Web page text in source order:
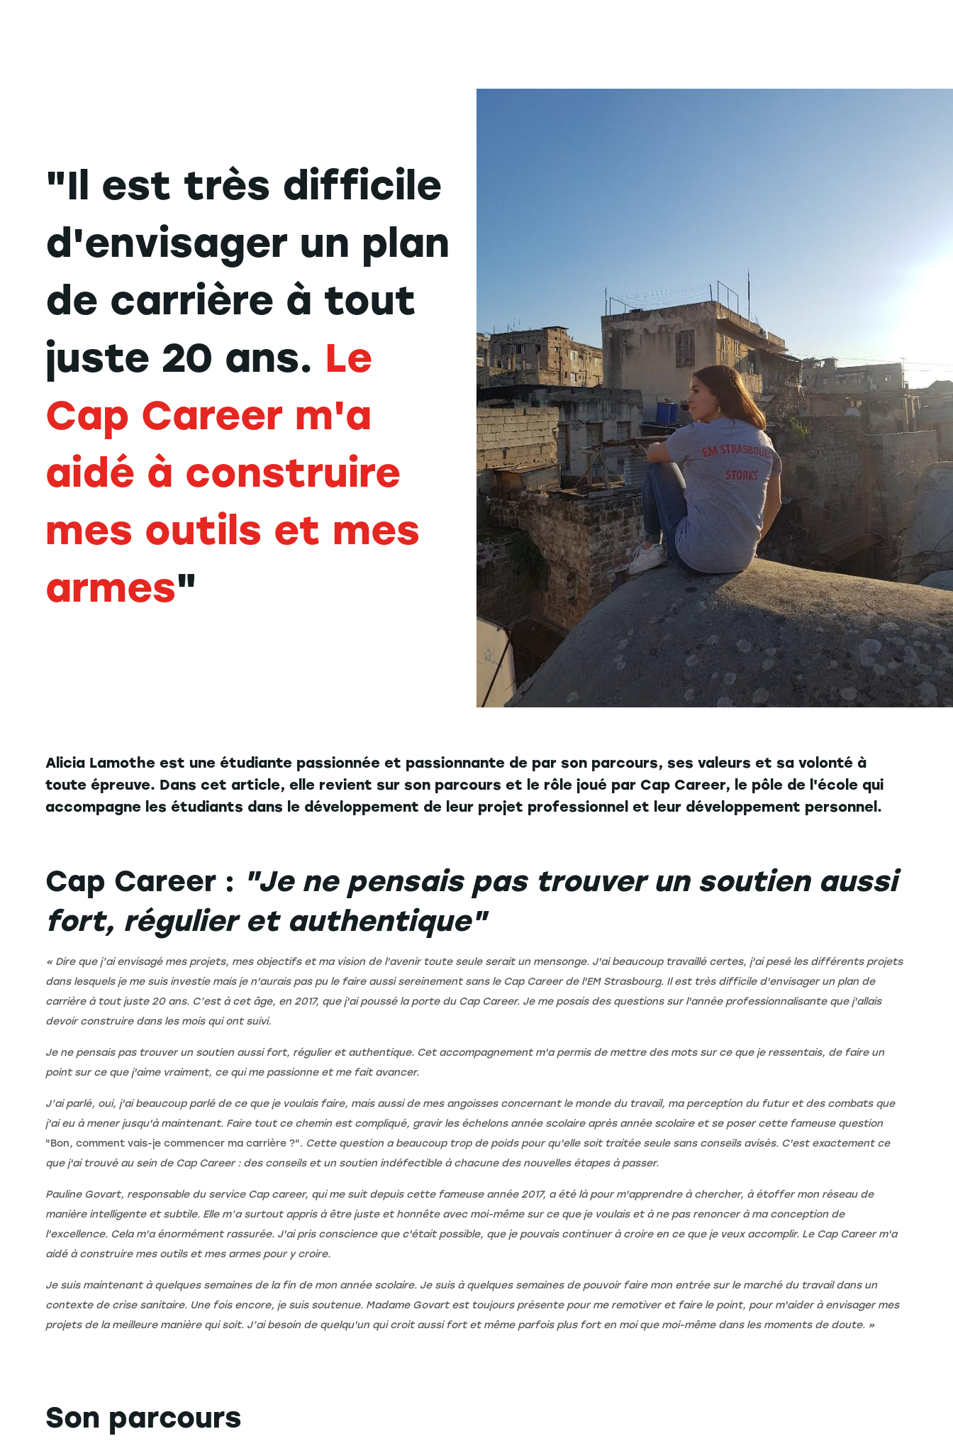
"Il est très difficile
d'envisager un plan
de carrière à tout
juste 20 ans. Le
Cap Career m'a
aidé à construire
mes outils et mes
armes"
Alicia Lamothe est une étudiante passionnée et passionnante de par son parcours, ses valeurs et sa volonté à
toute épreuve. Dans cet article, elle revient sur son parcours et le rôle joué par Cap Career, le pôle de l'école qui
accompagne les étudiants dans le développement de leur projet professionnel et leur développement personnel.
Cap Career : "Je ne pensais pas trouver un soutien aussi
fort, régulier et authentique"
« Dire que j’ai envisagé mes projets, mes objectifs et ma vision de l'avenir toute seule serait un mensonge. J'ai beaucoup travaillé certes, j'ai pesé les différents projets
dans lesquels je me suis investie mais je n'aurais pas pu le faire aussi sereinement sans le Cap Career de l'EM Strasbourg. Il est très difficile d'envisager un plan de
carrière à tout juste 20 ans. C’est à cet âge, en 2017, que j'ai poussé la porte du Cap Career. Je me posais des questions sur l'année professionnalisante que j'allais
devoir construire dans les mois qui ont suivi.
Je ne pensais pas trouver un soutien aussi fort, régulier et authentique. Cet accompagnement m'a permis de mettre des mots sur ce que je ressentais, de faire un
point sur ce que j'aime vraiment, ce qui me passionne et me fait avancer.
J’ai parlé, oui, j'ai beaucoup parlé de ce que je voulais faire, mais aussi de mes angoisses concernant le monde du travail, ma perception du futur et des combats que
j'ai eu à mener jusqu'à maintenant. Faire tout ce chemin est compliqué, gravir les échelons année scolaire après année scolaire et se poser cette fameuse question
"Bon, comment vais-je commencer ma carrière ?". Cette question a beaucoup trop de poids pour qu'elle soit traitée seule sans conseils avisés. C'est exactement ce
que j'ai trouvé au sein de Cap Career : des conseils et un soutien indéfectible à chacune des nouvelles étapes à passer.
Pauline Govart, responsable du service Cap career, qui me suit depuis cette fameuse année 2017, a été là pour m'apprendre à chercher, à étoffer mon réseau de
manière intelligente et subtile. Elle m’a surtout appris à être juste et honnête avec moi-même sur ce que je voulais et à ne pas renoncer à ma conception de
l'excellence. Cela m'a énormément rassurée. J'ai pris conscience que c'était possible, que je pouvais continuer à croire en ce que je veux accomplir. Le Cap Career m'a
aidé à construire mes outils et mes armes pour y croire.
Je suis maintenant à quelques semaines de la fin de mon année scolaire. Je suis à quelques semaines de pouvoir faire mon entrée sur le marché du travail dans un
contexte de crise sanitaire. Une fois encore, je suis soutenue. Madame Govart est toujours présente pour me remotiver et faire le point, pour m'aider à envisager mes
projets de la meilleure manière qui soit. J’ai besoin de quelqu'un qui croit aussi fort et même parfois plus fort en moi que moi-même dans les moments de doute. »
Son parcours